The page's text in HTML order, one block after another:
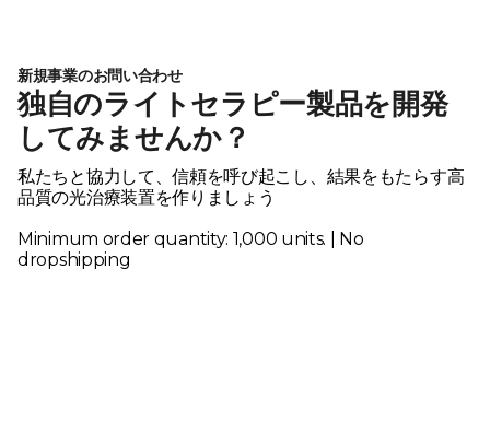
新規事業のお問い合わせ
独自のライトセラピー製品を開発
してみませんか？
私たちと協力して、信頼を呼び起こし、結果をもたらす高
品質の光治療装置を作りましょう
Minimum order quantity: 1,000 units. | No
dropshipping